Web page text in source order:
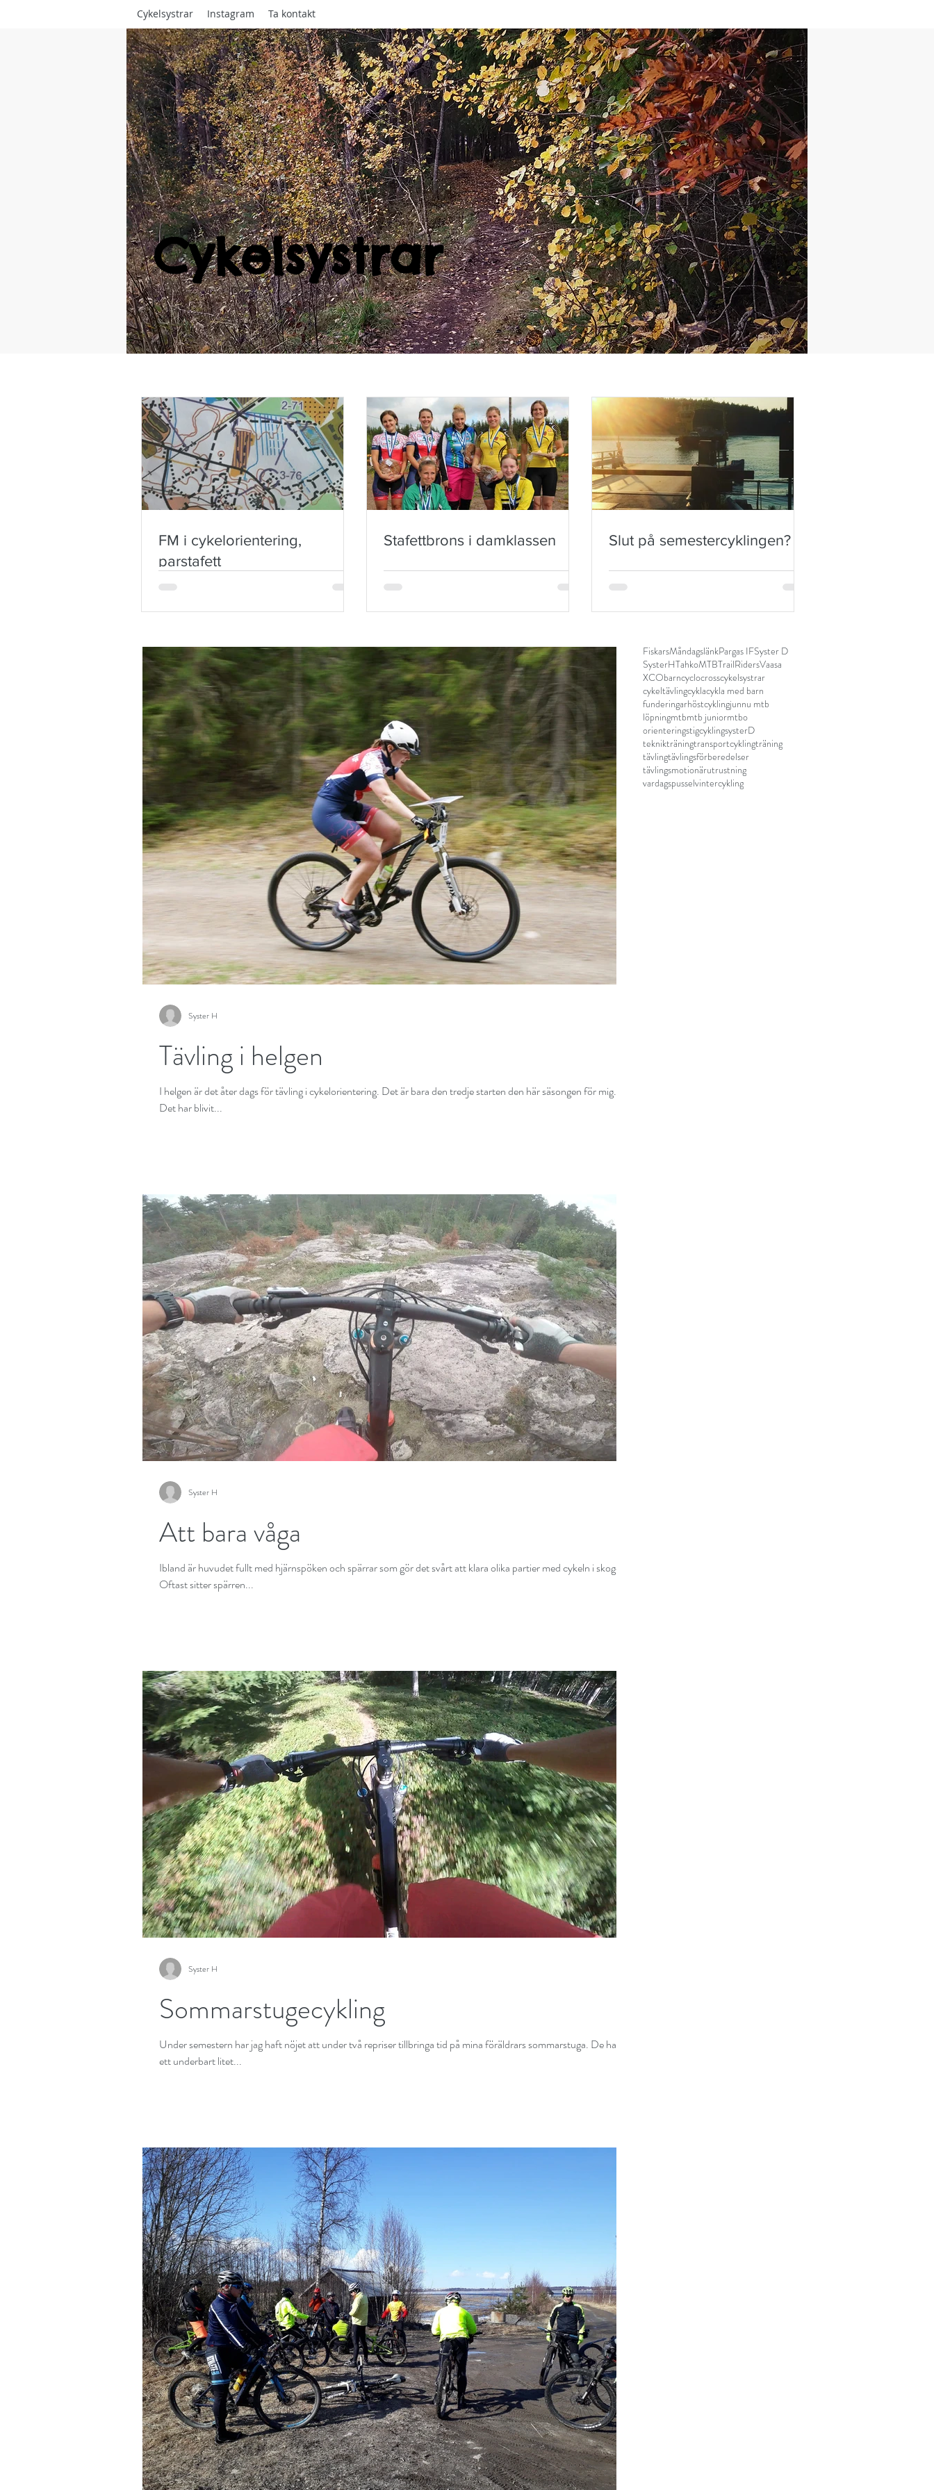
Cykelsystrar Instagram Ta kontakt
FM i cykelorientering,
parstafett
Stafettbrons i damklassen Slut på semestercyklingen?
FiskarsMåndagslänkPargas IFSyster D
SysterHTahkoMTBTrailRidersVaasa
XCObarncyclocrosscykelsystrar
cykeltävlingcyklacykla med barn
funderingarhöstcyklingjunnu mtb
löpningmtbmtb juniormtbo
orienteringstigcyklingsysterD
teknikträningtransportcyklingträning
tävlingtävlingsförberedelser
tävlingsmotionärutrustning
vardagspusselvintercykling
Tävling i helgen
I helgen är det åter dags för tävling i cykelorientering. Det är bara den tredje starten den här säsongen för mig.
Det har blivit...
Syster H
Att bara våga
Ibland är huvudet fullt med hjärnspöken och spärrar som gör det svårt att klara olika partier med cykeln i skogen.
Oftast sitter spärren...
Syster H
Sommarstugecykling
Under semestern har jag haft nöjet att under två repriser tillbringa tid på mina föräldrars sommarstuga. De har
ett underbart litet...
Syster H
Cykelsystrar